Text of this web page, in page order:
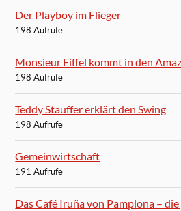
Der Playboy im Flieger
198 Aufrufe
Monsieur Eiffel kommt in den
198 Aufrufe
Teddy Stauffer erklärt den Swing
198 Aufrufe
Gemeinwirtschaft
191 Aufrufe
Das Café Iruña von Pamplona –